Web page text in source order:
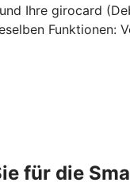
Ihre girocard
für die